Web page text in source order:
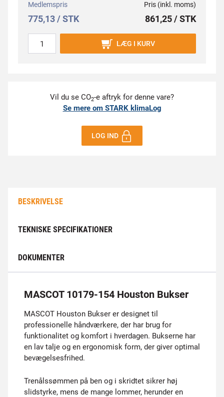
Medlemspris
775,13 / STK
Pris (inkl. moms)
861,25 / STK
LÆG I KURV
Vil du se CO2-e aftryk for denne vare?
Se mere om STARK klimaLog
LOG IND
BESKRIVELSE
TEKNISKE SPECIFIKATIONER
DOKUMENTER
MASCOT 10179-154 Houston Bukser
MASCOT Houston Bukser er designet til
professionelle håndværkere, der har brug for
funktionalitet og komfort i hverdagen. Bukserne har
en lav talje og en ergonomisk form, der giver optimal
bevægelsesfrihed.
Trenålssømmen på ben og i skridtet sikrer høj
slidstyrke, mens de mange lommer, herunder en